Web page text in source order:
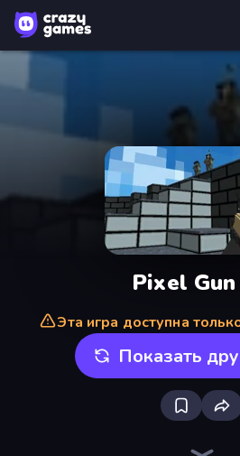
Pixel
Эта игра доступна
Показать